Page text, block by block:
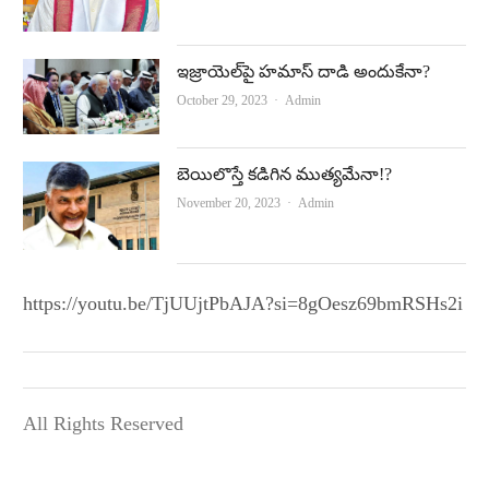
ఇజ్రాయెల్‌పై హమాస్‌ దాడి అందుకేనా?
October 29, 2023 Author
Admin
బెయిలొస్తే కడిగిన ముత్యమేనా!?
November 20, 2023 Author
Admin
https://youtu.be/TjUUjtPbAJA?si=8gOesz69bmRSHs2i
All Rights Reserved